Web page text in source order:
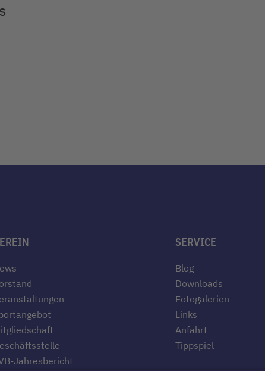
Jahresbericht
SERVICE
Blog
Downloads
Fotogalerien
Links
Anfahrt
Tippspiel